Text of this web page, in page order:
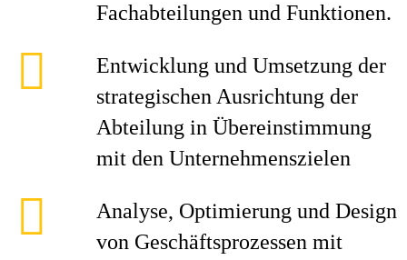
Fachabteilungen und Funktionen.
Entwicklung und Umsetzung der
strategischen Ausrichtung der
Abteilung in Übereinstimmung
mit den Unternehmenszielen
Analyse, Optimierung und Design
von Geschäftsprozessen mit